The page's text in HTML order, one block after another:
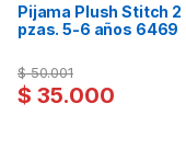
Pijama Plush Stitch 2
pzas. 5-6 años 6469
$ 35.000
$50.001